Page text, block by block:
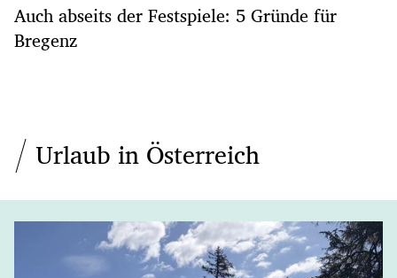
Auch abseits der Festspiele: 5 Gründe für
Bregenz
Urlaub in Österreich